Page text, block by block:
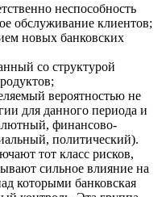
неспособность
обслуживание клиентов;
новых банковских
со структурой
вероятностью не
для данного периода и
финансово-
политический).
тот класс рисков,
сильное влияние на
которыми банковская